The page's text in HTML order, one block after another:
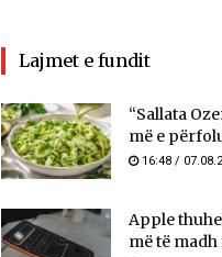
Lajmet e fundit
“Sallata
më e
16:48 /
Apple
më të